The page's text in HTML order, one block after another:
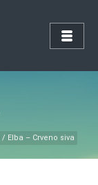
/ Elba – Crveno siva